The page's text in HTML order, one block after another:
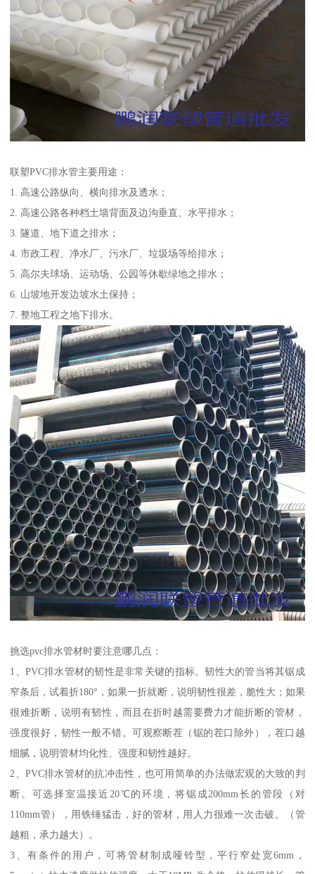
联塑PVC排水管主要用途：
1. 高速公路纵向、横向排水及透水；
2. 高速公路各种档土墙背面及边沟垂直、水平排水；
3. 隧道、地下道之排水；
4. 市政工程、净水厂、污水厂、垃圾场等给排水；
5. 高尔夫球场、运动场、公园等休歇绿地之排水；
6. 山坡地开发边坡水土保持；
7. 整地工程之地下排水。
挑选pvc排水管材时要注意哪几点：
1、PVC排水管材的韧性是非常关键的指标。韧性大的管当将其锯成
窄条后，试着折180°，如果一折就断，说明韧性很差，脆性大；如果
很难折断，说明有韧性，而且在折时越需要费力才能折断的管材，
强度很好，韧性一般不错。可观察断茬（锯的茬口除外），茬口越
细腻，说明管材均化性、强度和韧性越好。
2、PVC排水管材的抗冲击性，也可用简单的办法做宏观的大致的判
断。可选择室温接近20℃的环境，将锯成200mm长的管段（对
110mm管），用铁锤猛击，好的管材，用人力很难一次击破。（管
越粗，承力越大）。
3、有条件的用户，可将管材制成哑铃型，平行窄处宽6mm，